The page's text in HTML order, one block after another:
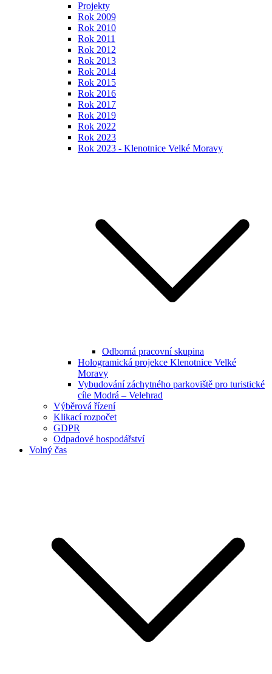
Projekty
Rok 2009
Rok 2010
Rok 2011
Rok 2012
Rok 2013
Rok 2014
Rok 2015
Rok 2016
Rok 2017
Rok 2019
Rok 2022
Rok 2023
Rok 2023 - Klenotnice Velké Moravy
Odborná pracovní skupina
Hologramická projekce Klenotnice Velké
Moravy
Vybudování záchytného parkoviště pro turistické
cíle Modrá – Velehrad
Výběrová řízení
Klikací rozpočet
GDPR
Odpadové hospodářství
Volný čas